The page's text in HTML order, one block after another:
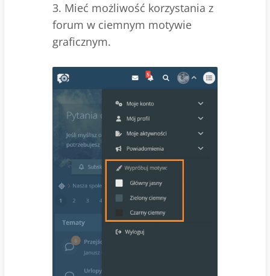
3. Mieć możliwość korzystania z
forum w ciemnym motywie
graficznym.